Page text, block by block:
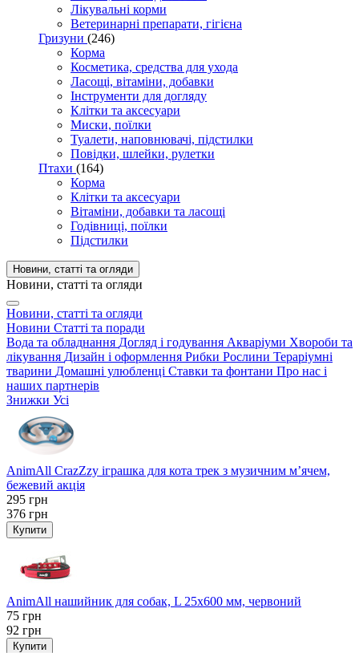
Лікувальні корми
Ветеринарні препарати, гігієна
Гризуни (246)
Корма
Косметика, средства для ухода
Ласощі, вітаміни, добавки
Інструменти для догляду
Клітки та аксесуари
Миски, поїлки
Туалети, наповнювачі, підстилки
Повідки, шлейки, рулетки
Птахи (164)
Корма
Клітки та аксесуари
Вітаміни, добавки та ласощі
Годівниці, поїлки
Підстилки
Новини, статті та огляди
Новини, статті та огляди
Новини, статті та огляди
Новини Статті та поради
Вода та обладнання Догляд і годування Акваріуми Хвороби та
лікування Дизайн і оформлення Рибки Рослини Тераріумні
тварини Домашні улюбленці Ставки та фонтани Про нас і
наших партнерів
Знижки Усі
AnimAll CrazZzy іграшка для кота трек з музичним м’ячем,
бежевий акція
295 грн
376 грн
Купити
AnimAll нашийник для собак, L 25x600 мм, червоний
75 грн
92 грн
Купити